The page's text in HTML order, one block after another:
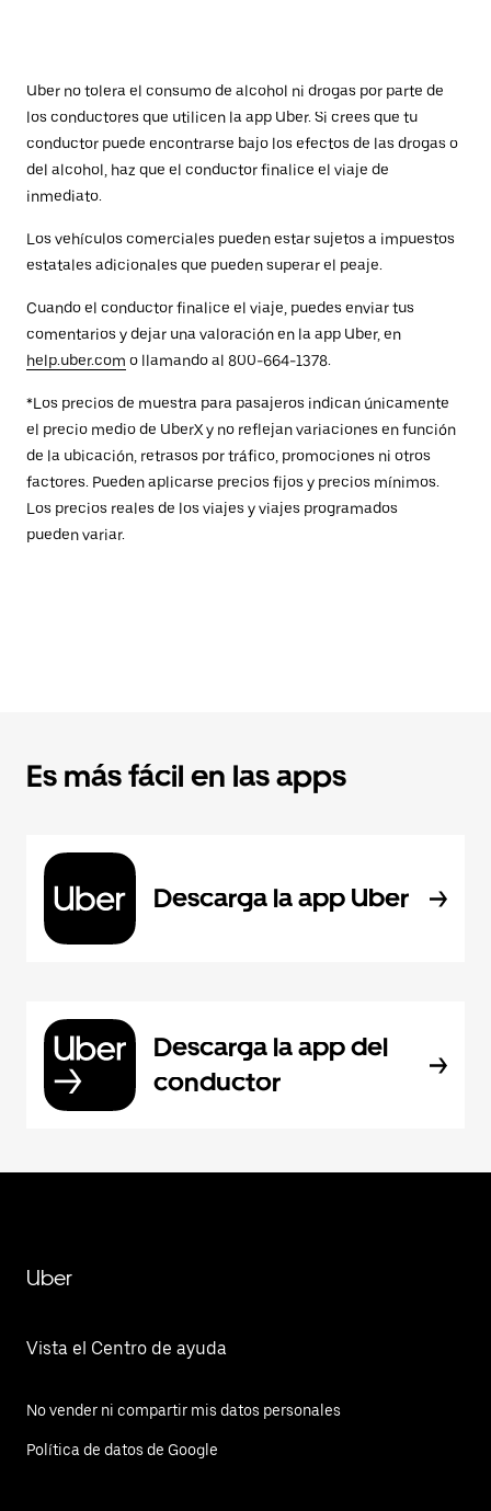
Uber no tolera el consumo de alcohol ni drogas por parte de
los conductores que utilicen la app Uber. Si crees que tu
conductor puede encontrarse bajo los efectos de las drogas o
del alcohol, haz que el conductor finalice el viaje de
inmediato.
Los vehículos comerciales pueden estar sujetos a impuestos
estatales adicionales que pueden superar el peaje.
Cuando el conductor finalice el viaje, puedes enviar tus
comentarios y dejar una valoración en la app Uber, en
help.uber.com o llamando al 800-664-1378.
*Los precios de muestra para pasajeros indican únicamente
el precio medio de UberX y no reflejan variaciones en función
de la ubicación, retrasos por tráfico, promociones ni otros
factores. Pueden aplicarse precios fijos y precios mínimos.
Los precios reales de los viajes y viajes programados
pueden variar.
Es más fácil en las apps
Descarga la app Uber
Descarga la app del
conductor
Uber
Vista el Centro de ayuda
No vender ni compartir mis datos personales
Política de datos de Google